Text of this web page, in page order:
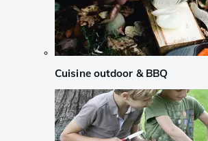
Cuisine outdoor & BBQ